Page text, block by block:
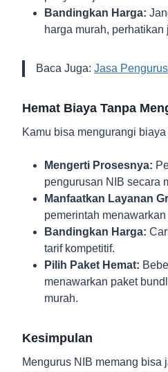
Bandingkan Harga:
harga murah,
Baca Juga: Jasa
Hemat Biaya Tanpa
Kamu bisa mengurangi
Mengerti Prosesnya:
pengurusan NIB secara
Manfaatkan Layanan
pemerintah
Bandingkan Harga:
tarif kompetitif.
Pilih Paket Hemat:
menawarkan paket
murah.
Kesimpulan
Mengurus NIB memang bisa